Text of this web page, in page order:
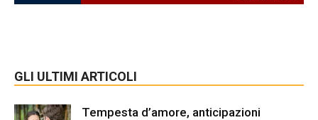
GLI ULTIMI ARTICOLI
Tempesta d’amore, anticipazioni